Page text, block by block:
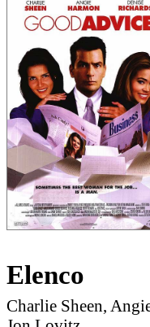
Elenco
Charlie Sheen,